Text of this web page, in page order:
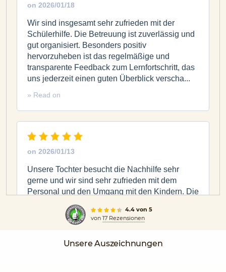
on 2026/01/18
Wir sind insgesamt sehr zufrieden mit der
Schülerhilfe. Die Betreuung ist zuverlässig und
gut organisiert. Besonders positiv
hervorzuheben ist das regelmäßige und
transparente Feedback zum Lernfortschritt, das
uns jederzeit einen guten Überblick verscha...
» Read on
on 2026/01/13
Unsere Tochter besucht die Nachhilfe sehr
gerne und wir sind sehr zufrieden mit dem
Personal und den Umgang mit den Kindern. Die
schulischen Leistungen sind seitdem auch sehr
4.4 von 5
von 17 Rezensionen
Unsere Auszeichnungen